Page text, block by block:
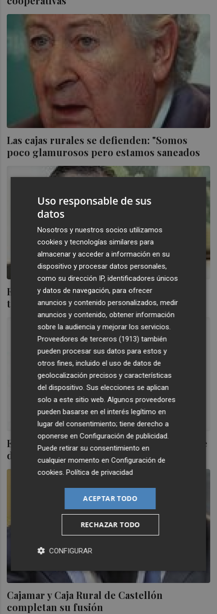
Las cajas rurales se defienden: "Somos
poco glamurosos pero estamos saneados
Rosendo Ortí: "Las cooperativas pasan un
test de estrés diario
El futuro de cooperativas y cajas rurales se
debate en Valencia
Cajamar y Caja Rural de Castellón
completan su fusión
Uso responsable de sus
datos
Nosotros y nuestros socios utilizamos
cookies y tecnologías similares para
almacenar y acceder a información en su
dispositivo y procesar datos personales,
como su dirección IP, identificadores únicos
y datos de navegación, para ofrecer
anuncios y contenido personalizados, medir
anuncios y contenido, obtener información
sobre la audiencia y mejorar los servicios.
Proveedores de terceros (1913) también
pueden procesar sus datos para estos y
otros fines, incluido el uso de datos de
geolocalización precisos y características
del dispositivo. Sus elecciones se aplican
solo a este sitio web. Algunos proveedores
pueden basarse en el interés legítimo en
lugar del consentimiento; tiene derecho a
oponerse enConfiguración de publicidad.
Puede retirar su consentimiento en
cualquier momento enConfiguración de
cookies.Política de privacidad
ACEPTAR TODO
RECHAZAR TODO
CONFIGURAR